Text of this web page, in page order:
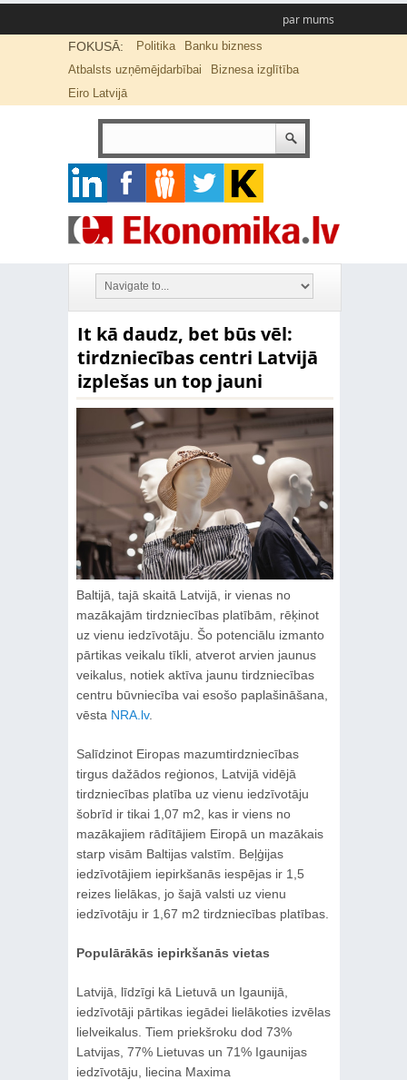
par mums
FOKUSĀ: Politika
Banku bizness
Atbalsts uzņēmējdarbībai
Biznesa izglītība
Eiro Latvijā
It kā daudz, bet būs vēl:
tirdzniecības centri Latvijā
izplešas un top jauni
Baltijā, tajā skaitā Latvijā, ir vienas no
mazākajām tirdzniecības platībām, rēķinot
uz vienu iedzīvotāju. Šo potenciālu izmanto
pārtikas veikalu tīkli, atverot arvien jaunus
veikalus, notiek aktīva jaunu tirdzniecības
centru būvniecība vai esošo paplašināšana,
vēsta NRA.lv.
Salīdzinot Eiropas mazumtirdzniecības
tirgus dažādos reģionos, Latvijā vidējā
tirdzniecības platība uz vienu iedzīvotāju
šobrīd ir tikai 1,07 m2, kas ir viens no
mazākajiem rādītājiem Eiropā un mazākais
starp visām Baltijas valstīm. Beļģijas
iedzīvotājiem iepirkšanās iespējas ir 1,5
reizes lielākas, jo šajā valsti uz vienu
iedzīvotāju ir 1,67 m2 tirdzniecības platības.
Populārākās iepirkšanās vietas
Latvijā, līdzīgi kā Lietuvā un Igaunijā,
iedzīvotāji pārtikas iegādei lielākoties izvēlas
lielveikalus. Tiem priekšroku dod 73%
Latvijas, 77% Lietuvas un 71% Igaunijas
iedzīvotāju, liecina Maxima